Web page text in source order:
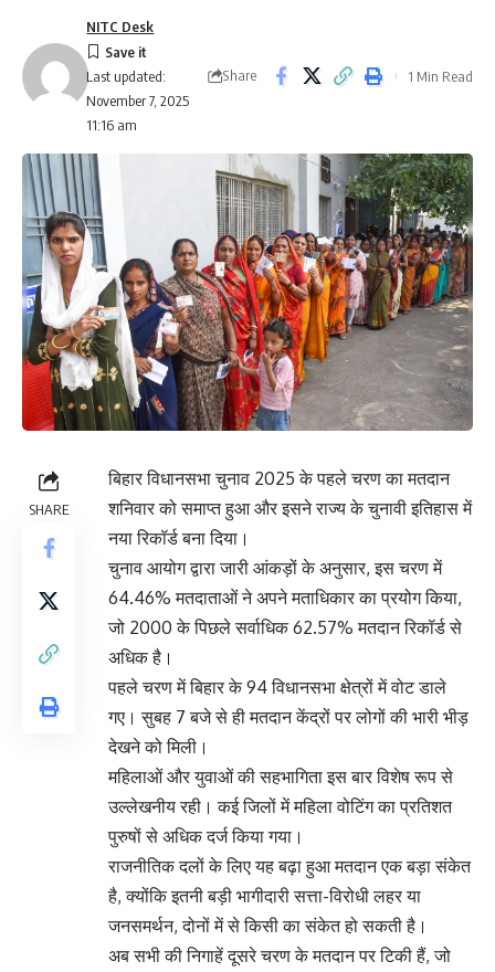
Last updated:
November 7, 2025
11:16 am
NITC Desk
Share 1 Min Read
SHARE
बिहार विधानसभा चुनाव 2025 के पहले चरण का मतदान
शनिवार को समाप्त हुआ और इसने राज्य के चुनावी इतिहास में
नया रिकॉर्ड बना दिया।
चुनाव आयोग द्वारा जारी आंकड़ों के अनुसार, इस चरण में
64.46% मतदाताओं ने अपने मताधिकार का प्रयोग किया,
जो 2000 के पिछले सर्वाधिक 62.57% मतदान रिकॉर्ड से
अधिक है।
पहले चरण में बिहार के 94 विधानसभा क्षेत्रों में वोट डाले
गए। सुबह 7 बजे से ही मतदान केंद्रों पर लोगों की भारी भीड़
देखने को मिली।
महिलाओं और युवाओं की सहभागिता इस बार विशेष रूप से
उल्लेखनीय रही। कई जिलों में महिला वोटिंग का प्रतिशत
पुरुषों से अधिक दर्ज किया गया।
राजनीतिक दलों के लिए यह बढ़ा हुआ मतदान एक बड़ा संकेत
है, क्योंकि इतनी बड़ी भागीदारी सत्ता-विरोधी लहर या
जनसमर्थन, दोनों में से किसी का संकेत हो सकती है।
अब सभी की निगाहें दूसरे चरण के मतदान पर टिकी हैं, जो